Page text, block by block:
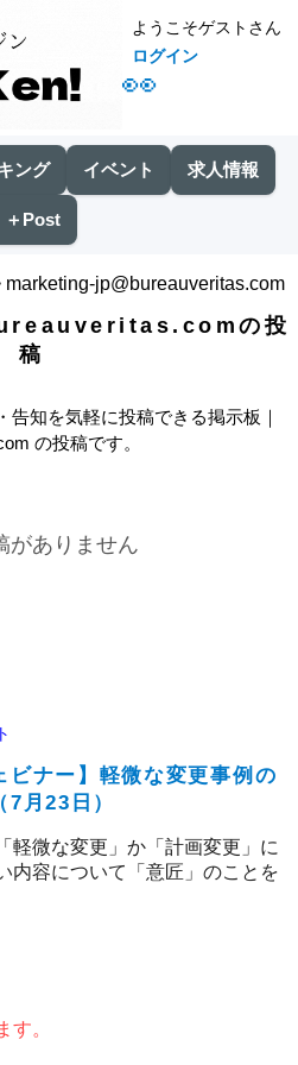
👀
ようこそゲストさん
ログイン
ング イベント 求人情報
＋Post
marketing-jp@bureauveritas.com
の投
稿
告知を気軽に投稿できる掲示板｜
の投稿です。
がありません
ビナー】軽微な変更事例の
7月23日）
軽微な変更」か「計画変更」に
内容について「意匠」のことを
す。